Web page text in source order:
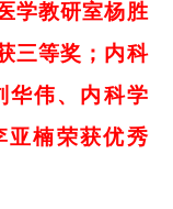
学教研室杨胜
三等奖；内科
华伟、内科学
亚楠荣获优秀